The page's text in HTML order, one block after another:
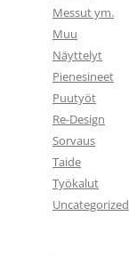
Messut ym.
Muu
Näyttelyt
Pienesineet
Puutyöt
Re-Design
Sorvaus
Taide
Työkalut
Uncategorized